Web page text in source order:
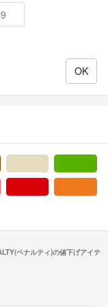
ペナルティ)の値下げアイテ